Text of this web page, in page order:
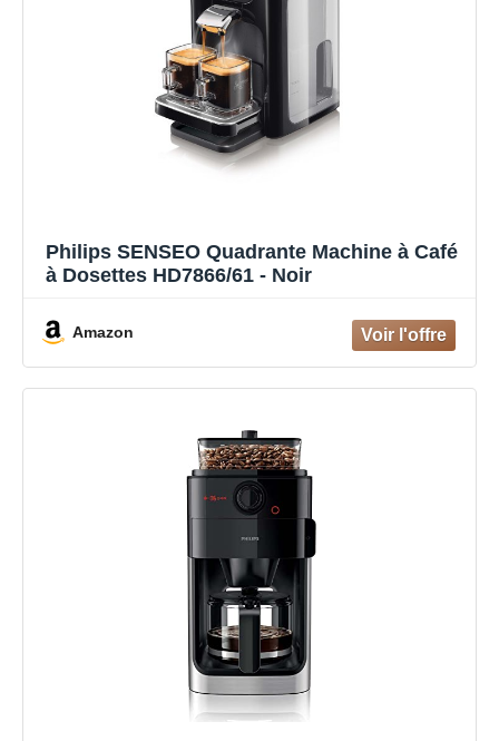
Philips SENSEO Quadrante Machine à Café
à Dosettes HD7866/61 - Noir
Amazon